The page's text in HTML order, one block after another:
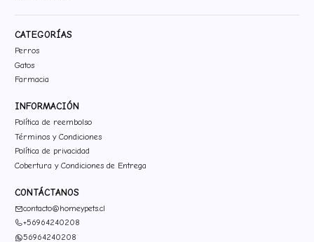
CATEGORÍAS
Perros
Gatos
Farmacia
INFORMACIÓN
Política de reembolso
Términos y Condiciones
Política de privacidad
Cobertura y Condiciones de Entrega
CONTÁCTANOS
contacto@homeypets.cl
+56964240208
56964240208